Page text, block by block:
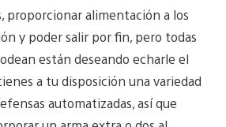
proporcionar alimentación a los
y poder salir por fin, pero todas
están deseando echarle el
a tu disposición una variedad
automatizadas, así que